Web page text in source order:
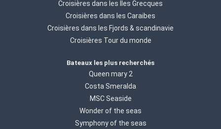
Croisières dans les Iles Grecques
Croisières dans les Caraibes
Croisières dans les Fjords & scandinavie
Croisières Tour du monde
Bateaux les plus recherchés
Queen mary 2
Costa Smeralda
MSC Seaside
Wonder of the seas
Symphony of the seas